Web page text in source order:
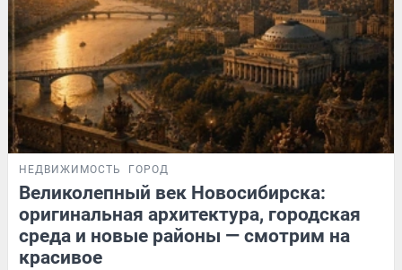
НЕДВИЖИМОСТЬ ГОРОД
Великолепный век Новосибирска:
оригинальная архитектура, городская
среда и новые районы — смотрим на
красивое